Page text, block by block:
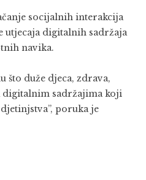
socijalnih interakcija
utjecaja digitalnih sadržaja
navika.
što duže djeca, zdrava,
digitalnim sadržajima koji
poruka je